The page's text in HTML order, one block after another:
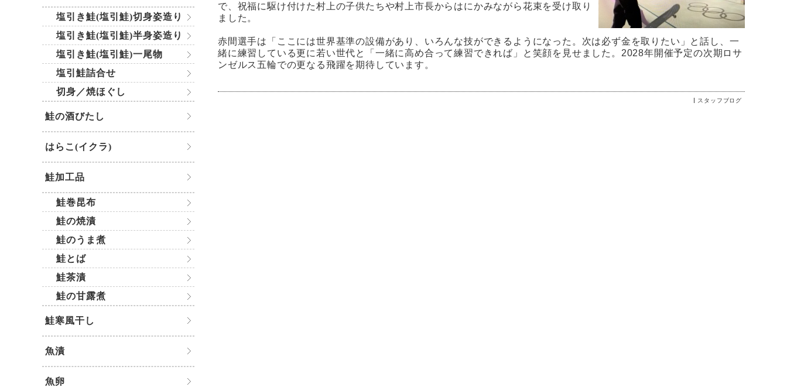
で、祝福に駆け付けた村上の子供たちや村上市長からはにかみながら花束を受け取り
ました。
赤間選手は「ここには世界基準の設備があり、いろんな技ができるようになった。次は必ず金を取りたい」と話し、一
緒に練習している更に若い世代と「一緒に高め合って練習できれば」と笑顔を見せました。2028年開催予定の次期ロサ
ンゼルス五輪での更なる飛躍を期待しています。
スタッフブログ
塩引き鮭(塩引鮭)切身姿造り
塩引き鮭(塩引鮭)半身姿造り
塩引き鮭(塩引鮭)一尾物
塩引鮭詰合せ
切身／焼ほぐし
鮭の酒びたし
はらこ(イクラ)
鮭加工品
鮭巻昆布
鮭の焼漬
鮭のうま煮
鮭とば
鮭茶漬
鮭の甘露煮
鮭寒風干し
魚漬
魚卵